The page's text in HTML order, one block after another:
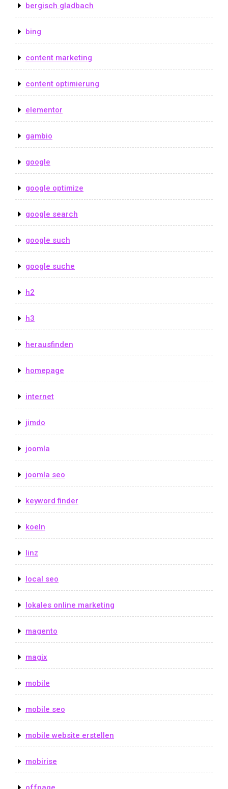
bergisch gladbach
bing
content marketing
content optimierung
elementor
gambio
google
google optimize
google search
google such
google suche
h2
h3
herausfinden
homepage
internet
jimdo
joomla
joomla seo
keyword finder
koeln
linz
local seo
lokales online marketing
magento
magix
mobile
mobile seo
mobile website erstellen
mobirise